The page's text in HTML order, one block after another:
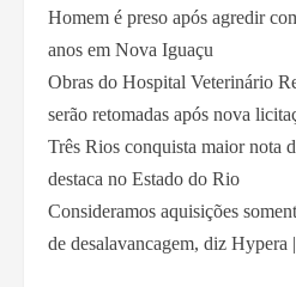
Homem é preso após agredir
anos em Nova Iguaçu
Obras do Hospital Veterinário
serão retomadas após nova
Três Rios conquista maior nota
destaca no Estado do Rio
Consideramos aquisições
de desalavancagem, diz Hypera